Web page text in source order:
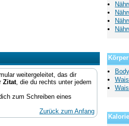
weitergeleitet, das dir
Zitat, die du rechts unter jedem
zum Schreiben eines
Zurück zum Anfang